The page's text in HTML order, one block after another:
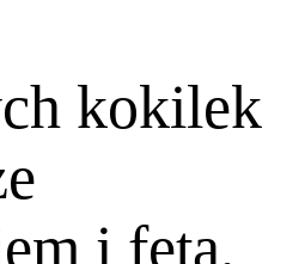
kokilek
i fetą,